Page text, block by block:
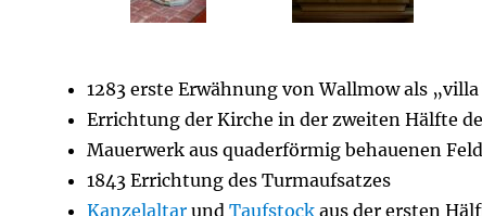
1283 erste Erwähnung von Wallmow als
Errichtung der Kirche in der zweiten Hälfte
Mauerwerk aus quaderförmig behauenen
1843 Errichtung des Turmaufsatzes
Kanzelaltar undTaufstock aus der ersten